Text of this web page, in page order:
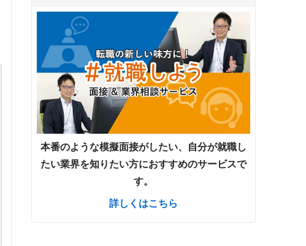
本番のような模擬面接がしたい、自分が就職し
たい業界を知りたい方におすすめのサービスで
す。
詳しくはこちら